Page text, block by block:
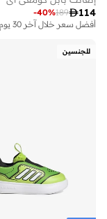
114
189
-40%
أفضل سعر خلال آخر 30 يوم
للجنسين